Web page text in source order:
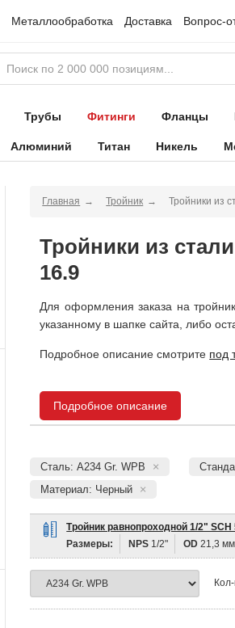
Металлообработка Доставка Вопрос-
Трубы Фитинги Фланцы
Алюминий Титан Никель
Главная Тройник Тройники из
Тройники из
16.9
Для оформления заказа на
указанному в шапке сайта, либо
Подробное описание смотрите под
Подробное описание
Сталь: A234 Gr. WPB
Материал: Черный
Тройник равнопроходной 1/2"
Размеры:
NPS 1/2" OD 21,3 мм